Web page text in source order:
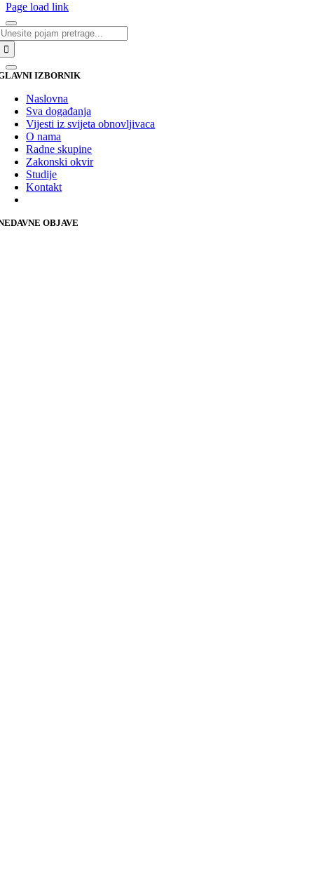
Page load link
IZBORNIK
Naslovna
Sva događanja
Vijesti iz svijeta obnovljivaca
O nama
Radne skupine
Zakonski okvir
Studije
Kontakt
OBJAVE